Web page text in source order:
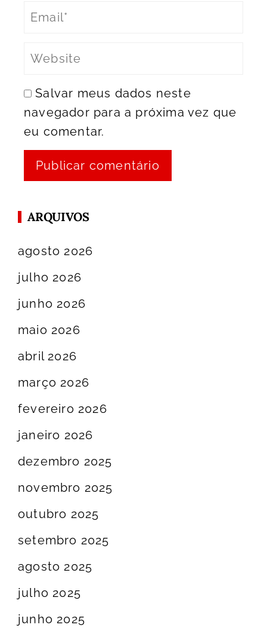
Salvar meus dados neste
navegador para a próxima vez que
eu comentar.
ARQUIVOS
agosto 2026
julho 2026
junho 2026
maio 2026
abril 2026
março 2026
fevereiro 2026
janeiro 2026
dezembro 2025
novembro 2025
outubro 2025
setembro 2025
agosto 2025
julho 2025
junho 2025